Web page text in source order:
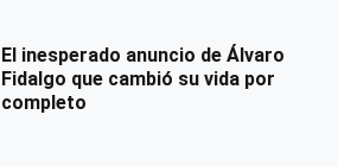
El inesperado anuncio de Álvaro
Fidalgo que cambió su vida por
completo